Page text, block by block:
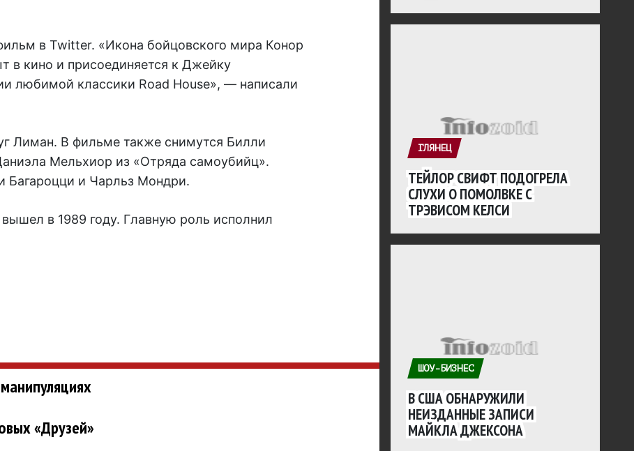
в Twitter. «Икона бойцовского мира Конор
в кино и присоединяется к Джейку
любимой классики Road House», — написали
Лиман. В фильме также снимутся Билли
Мельхиор из «Отряда самоубийц».
Багароцци и Чарльз Мондри.
в 1989 году. Главную роль исполнил
«Друзей»
ГЛЯНЕЦ
ТЕЙЛОР СВИФТ ПОДОГРЕЛА
СЛУХИ О ПОМОЛВКЕ С
ТРЭВИСОМ КЕЛСИ
ШОУ-БИЗНЕС
В США ОБНАРУЖИЛИ
НЕИЗДАННЫЕ ЗАПИСИ
МАЙКЛА ДЖЕКСОНА